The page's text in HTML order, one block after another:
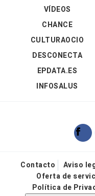
VÍDEOS
CHANCE
CULTURAOCIO
DESCONECTA
EPDATA.ES
INFOSALUS
Contacto Aviso
Oferta de
Política de